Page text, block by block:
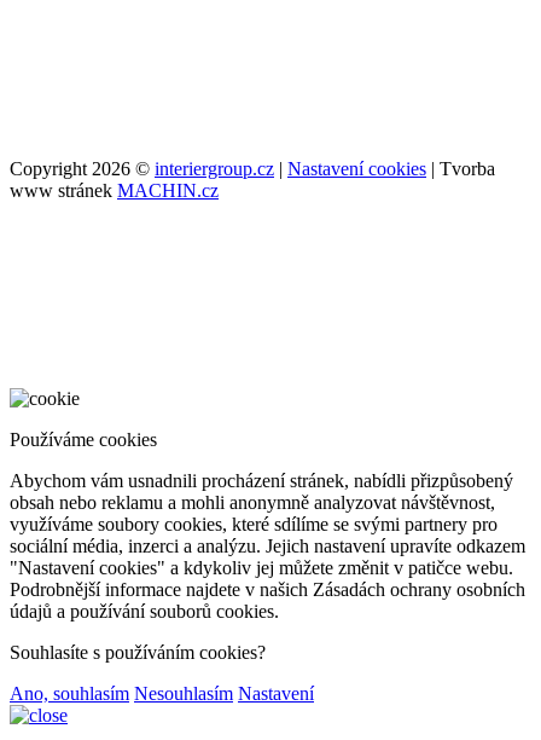
Copyright 2026 © interiergroup.cz | Nastavení cookies | Tvorba
www stránek MACHIN.cz
Používáme cookies
Abychom vám usnadnili procházení stránek, nabídli přizpůsobený
obsah nebo reklamu a mohli anonymně analyzovat návštěvnost,
využíváme soubory cookies, které sdílíme se svými partnery pro
sociální média, inzerci a analýzu. Jejich nastavení upravíte odkazem
"Nastavení cookies" a kdykoliv jej můžete změnit v patičce webu.
Podrobnější informace najdete v našich Zásadách ochrany osobních
údajů a používání souborů cookies.
Souhlasíte s používáním cookies?
Ano, souhlasím Nesouhlasím Nastavení